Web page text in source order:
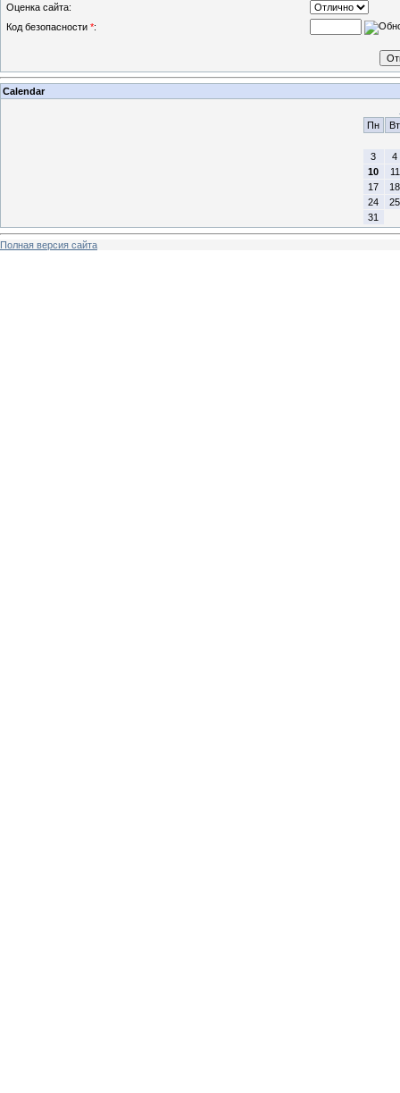
Оценка сайта:
Код безопасности *:
Calendar
Пн
Вт
3
4
10
11
17
18
24
25
31
Полная версия сайта